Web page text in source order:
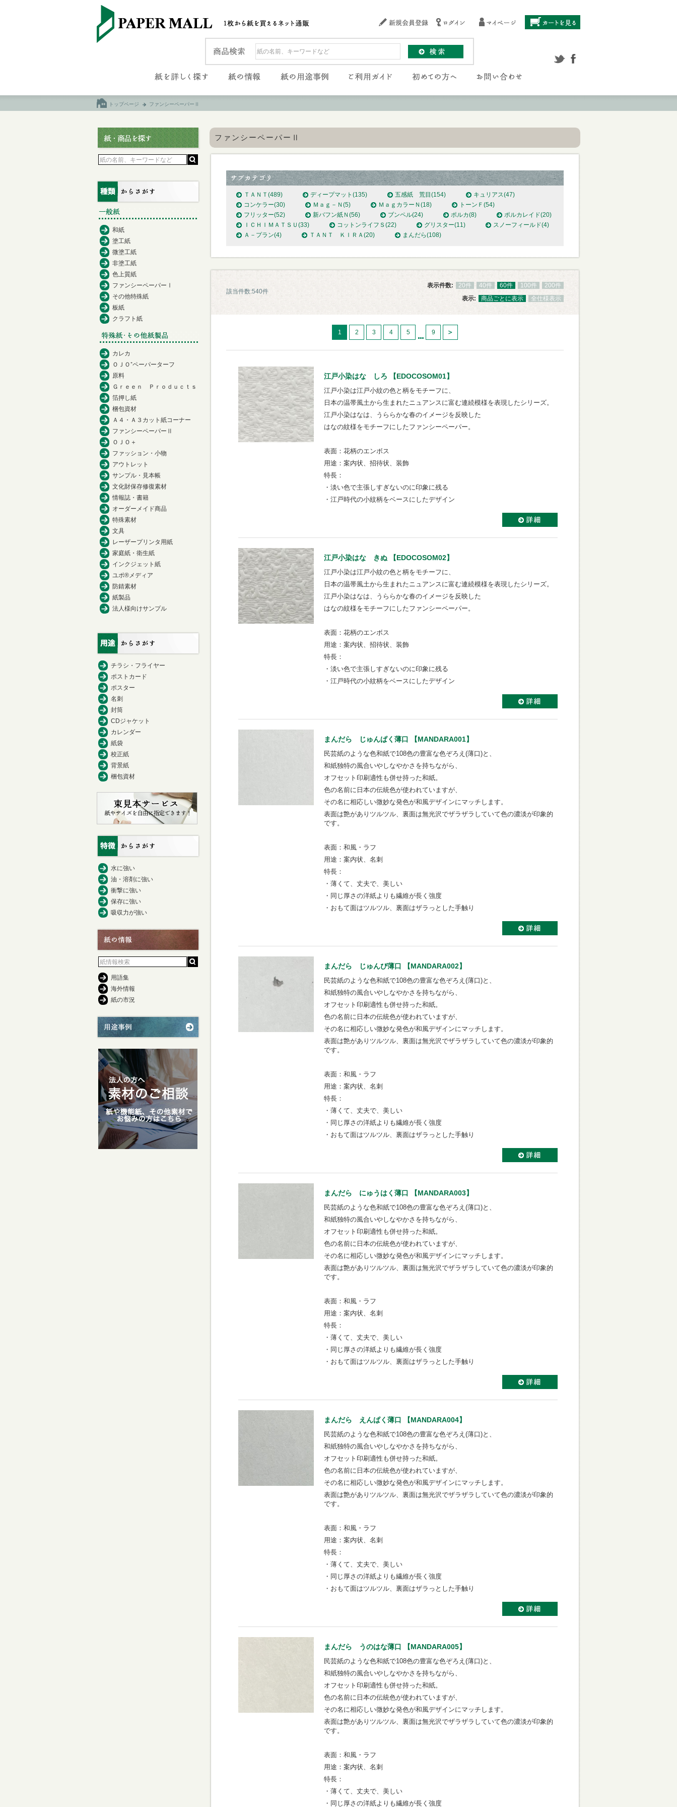
トップページ ファンシーペーパーⅡ
ファンシーペーパーⅡ
ＴＡＮＴ (489) ディープマット (135) 五感紙 荒目 (154) キュリアス(47)
コンケラー(30) Ｍａｇ－Ｎ (5) ＭａｇカラーＮ (18) トーンＦ (54)
フリッター(52) 新バフン紙Ｎ (56) ブンペル(24) ポルカ(8) ポルカレイド(20)
ＩＣＨＩＭＡＴＳＵ (33) コットンライフＳ(22) グリスター(11) スノーフィールド(4)
Ａ－プラン(4) ＴＡＮＴ ＫＩＲＡ (20) まんだら(108)
該当件数:540件
表示件数: 20件 40件 60件 100件
200件
表示:
商品ごとに表示 全仕様表示
1 2 3 4 5 9
江戸小染はな しろ 【EDOCOSOM01】
江戸小染は江戸小紋の色と柄をモチーフに、
日本の温帯風土から生まれたニュアンスに富む連続模様を表現したシリーズ。
江戸小染はなは、うららかな春のイメージを反映した
はなの紋様をモチーフにしたファンシーペーパー。
表面：花柄のエンボス
用途：案内状、招待状、装飾
特長：
・淡い色で主張しすぎないのに印象に残る
・江戸時代の小紋柄をベースにしたデザイン
江戸小染はな きぬ 【EDOCOSOM02】
江戸小染は江戸小紋の色と柄をモチーフに、
日本の温帯風土から生まれたニュアンスに富む連続模様を表現したシリーズ。
江戸小染はなは、うららかな春のイメージを反映した
はなの紋様をモチーフにしたファンシーペーパー。
表面：花柄のエンボス
用途：案内状、招待状、装飾
特長：
・淡い色で主張しすぎないのに印象に残る
・江戸時代の小紋柄をベースにしたデザイン
まんだら じゅんぱく薄口 【MANDARA001】
民芸紙のような色和紙で108色の豊富な色ぞろえ(薄口)と、
和紙独特の風合いやしなやかさを持ちながら、
オフセット印刷適性も併せ持った和紙。
色の名前に日本の伝統色が使われていますが、
その名に相応しい微妙な発色が和風デザインにマッチします。
表面は艶がありツルツル、裏面は無光沢でザラザラしていて色の濃淡が印象的
です。
表面：和風・ラフ
用途：案内状、名刺
特長：
・薄くて、丈夫で、美しい
・同じ厚さの洋紙よりも繊維が長く強度
・おもて面はツルツル、裏面はザラっとした手触り
まんだら じゅんぴ薄口 【MANDARA002】
民芸紙のような色和紙で108色の豊富な色ぞろえ(薄口)と、
和紙独特の風合いやしなやかさを持ちながら、
オフセット印刷適性も併せ持った和紙。
色の名前に日本の伝統色が使われていますが、
その名に相応しい微妙な発色が和風デザインにマッチします。
表面は艶がありツルツル、裏面は無光沢でザラザラしていて色の濃淡が印象的
です。
表面：和風・ラフ
用途：案内状、名刺
特長：
・薄くて、丈夫で、美しい
・同じ厚さの洋紙よりも繊維が長く強度
・おもて面はツルツル、裏面はザラっとした手触り
まんだら にゅうはく薄口 【MANDARA003】
民芸紙のような色和紙で108色の豊富な色ぞろえ(薄口)と、
和紙独特の風合いやしなやかさを持ちながら、
オフセット印刷適性も併せ持った和紙。
色の名前に日本の伝統色が使われていますが、
その名に相応しい微妙な発色が和風デザインにマッチします。
表面は艶がありツルツル、裏面は無光沢でザラザラしていて色の濃淡が印象的
です。
表面：和風・ラフ
用途：案内状、名刺
特長：
・薄くて、丈夫で、美しい
・同じ厚さの洋紙よりも繊維が長く強度
・おもて面はツルツル、裏面はザラっとした手触り
まんだら えんぱく薄口 【MANDARA004】
民芸紙のような色和紙で108色の豊富な色ぞろえ(薄口)と、
和紙独特の風合いやしなやかさを持ちながら、
オフセット印刷適性も併せ持った和紙。
色の名前に日本の伝統色が使われていますが、
その名に相応しい微妙な発色が和風デザインにマッチします。
表面は艶がありツルツル、裏面は無光沢でザラザラしていて色の濃淡が印象的
です。
表面：和風・ラフ
用途：案内状、名刺
特長：
・薄くて、丈夫で、美しい
・同じ厚さの洋紙よりも繊維が長く強度
・おもて面はツルツル、裏面はザラっとした手触り
まんだら うのはな薄口 【MANDARA005】
民芸紙のような色和紙で108色の豊富な色ぞろえ(薄口)と、
和紙独特の風合いやしなやかさを持ちながら、
オフセット印刷適性も併せ持った和紙。
色の名前に日本の伝統色が使われていますが、
その名に相応しい微妙な発色が和風デザインにマッチします。
表面は艶がありツルツル、裏面は無光沢でザラザラしていて色の濃淡が印象的
です。
表面：和風・ラフ
用途：案内状、名刺
特長：
・薄くて、丈夫で、美しい
・同じ厚さの洋紙よりも繊維が長く強度
和紙
塗工紙
微塗工紙
非塗工紙
色上質紙
ファンシーペーパーⅠ
その他特殊紙
板紙
クラフト紙
カレカ
ＯＪＯ⁺ペーパーターフ
原料
Ｇｒｅｅｎ Ｐｒｏｄｕｃｔｓ
箔押し紙
梱包資材
Ａ４・Ａ３カット紙コーナー
ファンシーペーパーⅡ
ＯＪＯ＋
ファッション・小物
アウトレット
サンプル・見本帳
文化財保存修復素材
情報誌・書籍
オーダーメイド商品
特殊素材
文具
レーザープリンタ用紙
家庭紙・衛生紙
インクジェット紙
ユポ®メディア
防錆素材
紙製品
法人様向けサンプル
チラシ・フライヤー
ポストカード
ポスター
名刺
封筒
CDジャケット
カレンダー
紙袋
校正紙
背景紙
梱包資材
水に強い
油・溶剤に強い
衝撃に強い
保存に強い
吸収力が強い
用語集
海外情報
紙の市況